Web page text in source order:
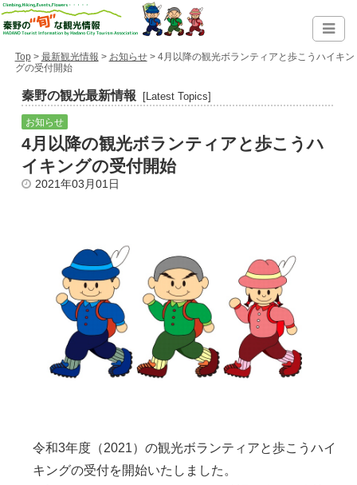
Top> 最新観光情報 > お知らせ> 4月以降の観光ボランティアと歩こうハイキン
グの受付開始
秦野の観光最新情報 [Latest Topics]
お知らせ
4月以降の観光ボランティアと歩こうハ
イキングの受付開始
2021年03月01日
令和3年度（2021）の観光ボランティアと歩こうハイ
キングの受付を開始いたしました。